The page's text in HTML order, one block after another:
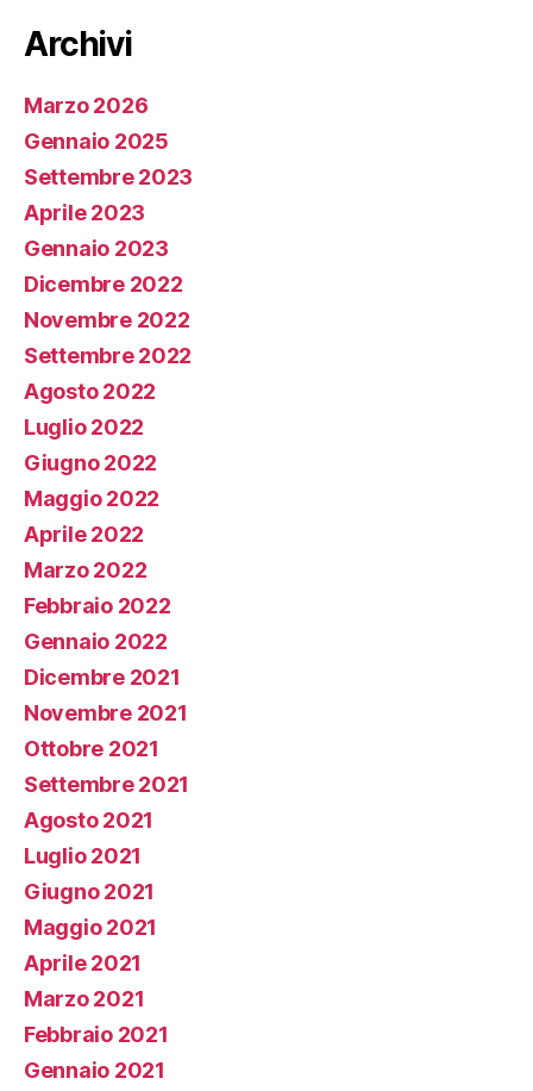
Archivi
Marzo 2026
Gennaio 2025
Settembre 2023
Aprile 2023
Gennaio 2023
Dicembre 2022
Novembre 2022
Settembre 2022
Agosto 2022
Luglio 2022
Giugno 2022
Maggio 2022
Aprile 2022
Marzo 2022
Febbraio 2022
Gennaio 2022
Dicembre 2021
Novembre 2021
Ottobre 2021
Settembre 2021
Agosto 2021
Luglio 2021
Giugno 2021
Maggio 2021
Aprile 2021
Marzo 2021
Febbraio 2021
Gennaio 2021